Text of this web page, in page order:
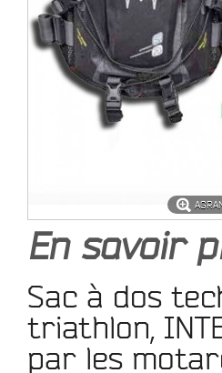
En savoir
Sac à dos
triathlon,
par les